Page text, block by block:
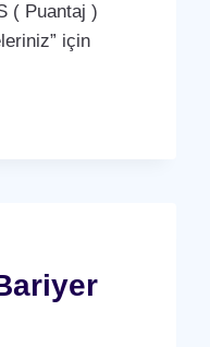
( Puantaj )
için